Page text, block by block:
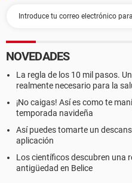
NOVEDADES
La regla de los 10 mil pasos.
realmente necesario para la
¡No caigas! Así es como te
temporada navideña
Así puedes tomarte un
aplicación
Los científicos descubren una
antigüedad en Belice